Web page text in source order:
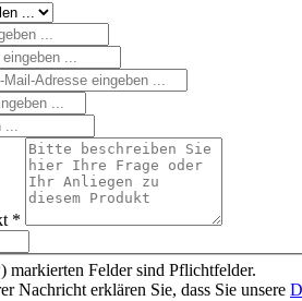
*
markierten Felder sind Pflichtfelder.
Nachricht erklären Sie, dass Sie unsere